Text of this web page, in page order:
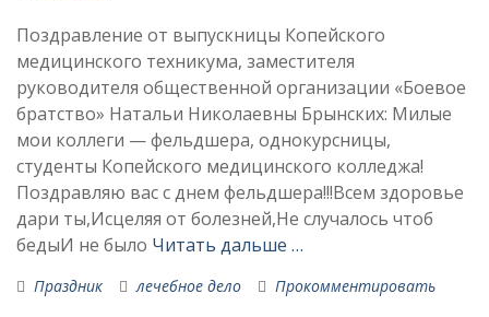
Поздравление от выпускницы Копейского
медицинского техникума, заместителя
руководителя общественной организации «Боевое
братство» Натальи Николаевны Брынских: Милые
мои коллеги — фельдшера, однокурсницы,
студенты Копейского медицинского колледжа!
Поздравляю вас с днем фельдшера!!!Всем здоровье
дари ты,Исцеляя от болезней,Не случалось чтоб
бедыИ не было Читать дальше …
Праздник лечебное дело Прокомментировать